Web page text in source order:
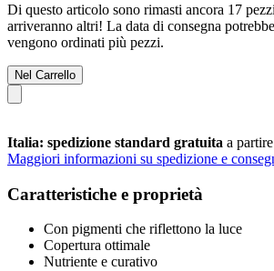
Di questo articolo sono rimasti ancora 17
arriveranno altri! La data di consegna
vengono ordinati più pezzi.
Nel Carrello
Italia: spedizione standard gratuita a
Maggiori informazioni su spedizione e
Caratteristiche e proprietà
Con pigmenti che riflettono la luce
Copertura ottimale
Nutriente e curativo